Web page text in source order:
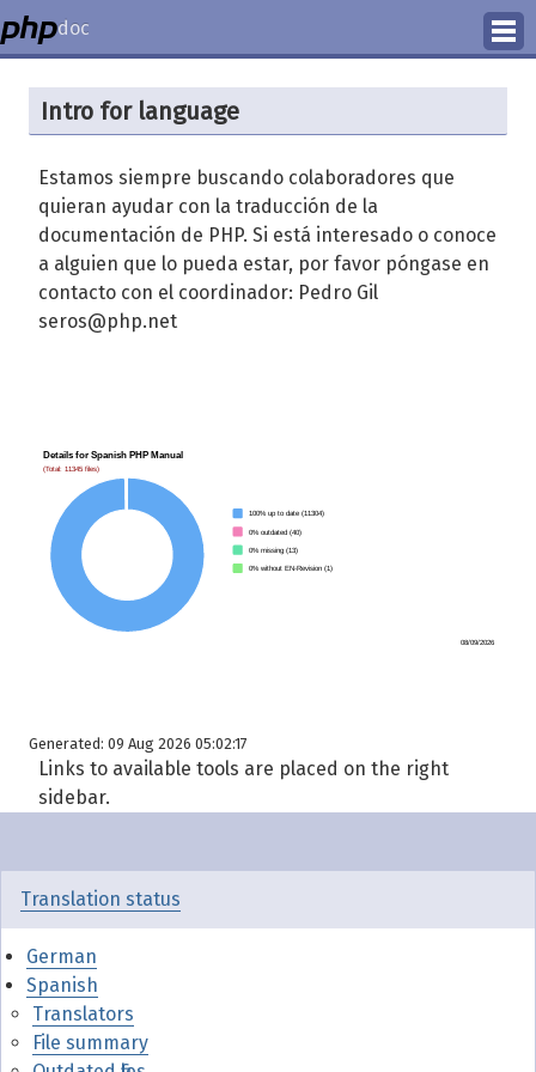
doc
How to Contribute
Translation Status
PhD Homepage
Intro for language
Estamos siempre buscando colaboradores que
quieran ayudar con la traducción de la
documentación de PHP. Si está interesado o conoce
a alguien que lo pueda estar, por favor póngase en
contacto con el coordinador: Pedro Gil
seros@php.net
Generated: 09 Aug 2026 05:02:17
Links to available tools are placed on the right
sidebar.
Translation status
German
Spanish
Translators
File summary